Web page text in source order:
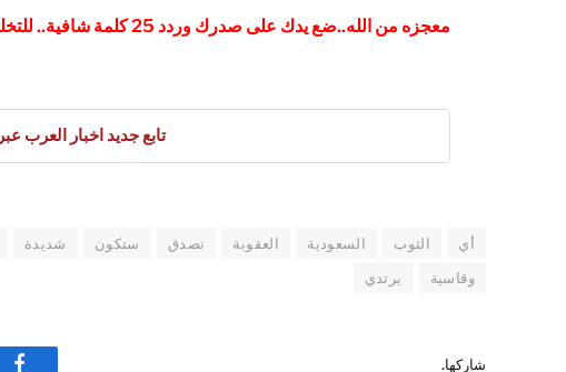
معجزه من الله..ضع يدك على صدرك وردد 25 كلمة شافية.. للتخلص من الحسد والعين القديمة المتراكمة
تابع جديد اخبار العرب عبر Google News
أي الثوب السعودية العقوبة تصدق ستكون شديدة
وقاسية
يرتدي
شاركها.